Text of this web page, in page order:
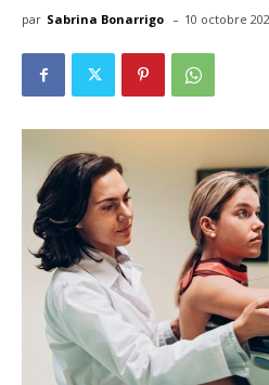
par Sabrina Bonarrigo - 10 octobre